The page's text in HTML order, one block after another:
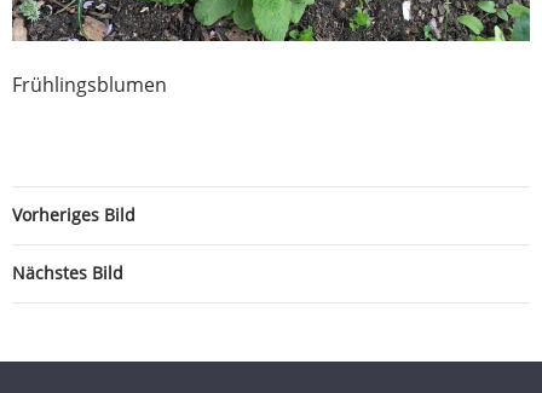
Frühlingsblumen
Vorheriges Bild
Nächstes Bild